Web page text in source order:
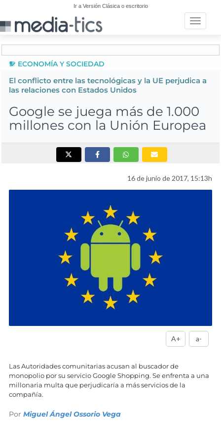
Ir a Versión Clásica o escritorio
Toggle
ECONOMÍA Y SOCIEDAD
El conflicto entre las tecnológicas y la UE perjudica a
las relaciones con Estados Unidos
Google se juega más de 1.000
millones con la Unión Europea
16 de junio de 2017, 15:13h
A+ a-
Las Autoridades comunitarias acusan al buscador de
monopolio por su servicio Google Shopping. Se enfrenta a una
millonaria multa que perjudicaría a más servicios de la
compañía.
Por Miguel Ángel Ossorio Vega